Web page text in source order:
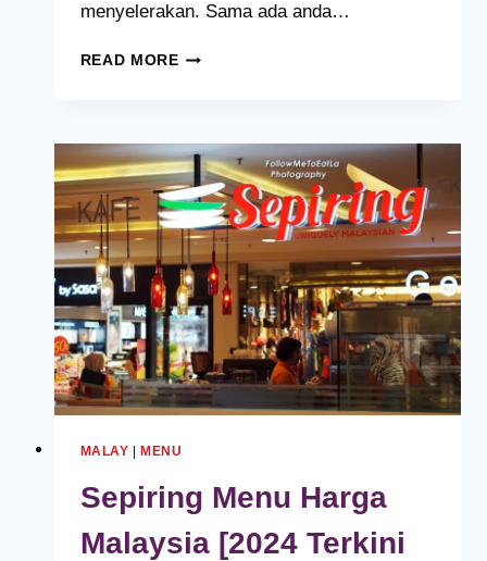
menyelerakan. Sama ada anda…
READ MOREDOTTY’S
[2024
TERKINI
SENARAI]
MALAY MENU
Sepiring Menu Harga
Malaysia [2024 Terkini